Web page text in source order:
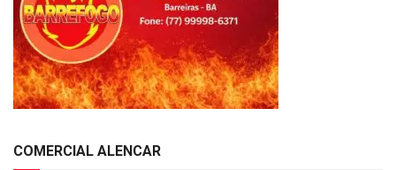
COMERCIAL ALENCAR